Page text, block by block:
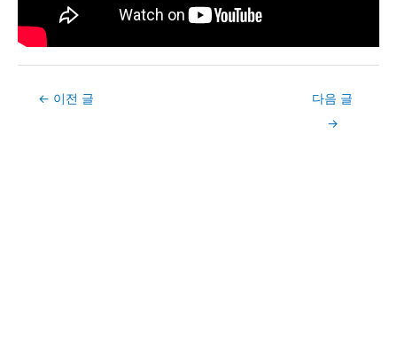
Post← 이전 글
다음 글
→